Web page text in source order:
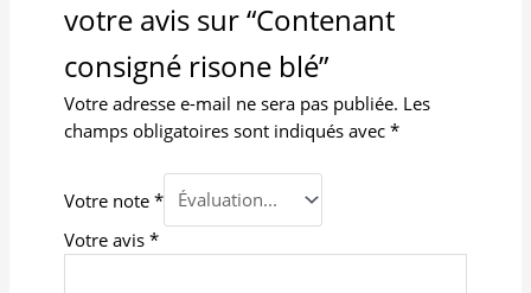
votre avis sur “Contenant
consigné risone blé”
Votre adresse e-mail ne sera pas publiée. Les
champs obligatoires sont indiqués avec *
Votre note *
Votre avis *